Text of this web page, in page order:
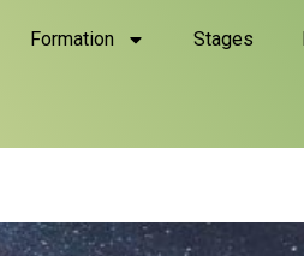
Formation Stages